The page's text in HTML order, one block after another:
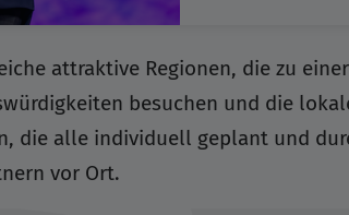
attraktive Regionen, die zu
besuchen und die
die alle individuell geplant und
vor Ort.